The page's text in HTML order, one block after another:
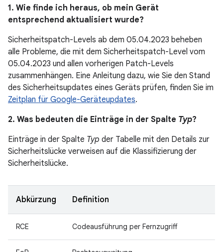
1. Wie finde ich heraus, ob mein Gerät
entsprechend aktualisiert wurde?
Sicherheitspatch-Levels ab dem 05.04.2023 beheben
alle Probleme, die mit dem Sicherheitspatch-Level vom
05.04.2023 und allen vorherigen Patch-Levels
zusammenhängen. Eine Anleitung dazu, wie Sie den Stand
des Sicherheitsupdates eines Geräts prüfen, finden Sie im
Zeitplan für Google-Geräteupdates.
2. Was bedeuten die Einträge in der Spalte Typ?
Einträge in der Spalte Typ der Tabelle mit den Details zur
Sicherheitslücke verweisen auf die Klassifizierung der
Sicherheitslücke.
Abkürzung Definition
RCE Codeausführung per Fernzugriff